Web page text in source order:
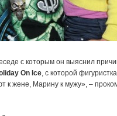
с которым он выяснил
On Ice, с которой
к жене, Марину к мужу», –